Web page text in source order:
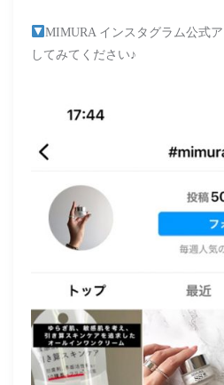
MIMURA インスタグラム公式
してみてください♪